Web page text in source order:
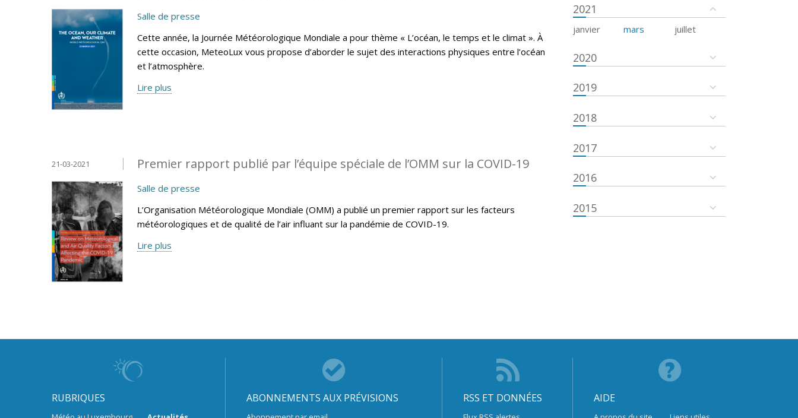
Salle de presse
Cette année, la Journée Météorologique Mondiale a pour thème « L’océan, le temps et le climat ». À
cette occasion, MeteoLux vous propose d’aborder le sujet des interactions physiques entre l’océan
et l’atmosphère.
Lire plus
Premier rapport publié par l’équipe spéciale de l’OMM sur la COVID-19
21-03-2021
Salle de presse
L’Organisation Météorologique Mondiale (OMM) a publié un premier rapport sur les facteurs
météorologiques et de qualité de l’air influant sur la pandémie de COVID-19.
Lire plus
2021
janvier mars juillet
2020
2019
2018
2017
2016
2015
RUBRIQUES ABONNEMENTS AUX PRÉVISIONS RSS ET DONNÉES AIDE